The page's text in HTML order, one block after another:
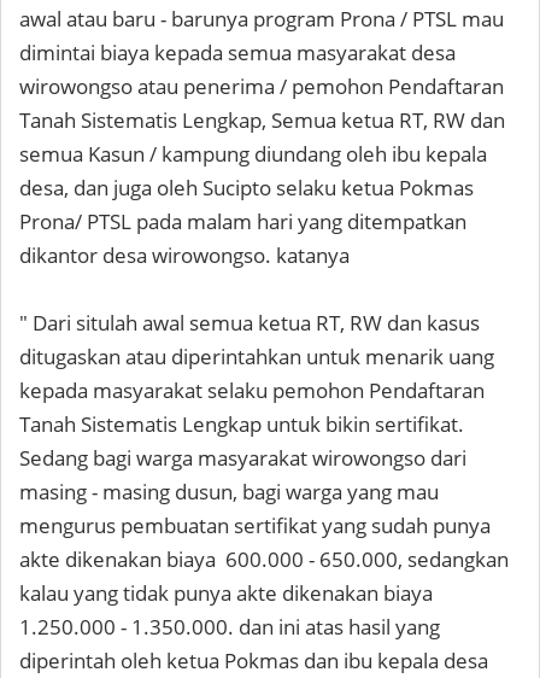
awal atau baru - barunya program Prona / PTSL mau
dimintai biaya kepada semua masyarakat desa
wirowongso atau penerima / pemohon Pendaftaran
Tanah Sistematis Lengkap, Semua ketua RT, RW dan
semua Kasun / kampung diundang oleh ibu kepala
desa, dan juga oleh Sucipto selaku ketua Pokmas
Prona/ PTSL pada malam hari yang ditempatkan
dikantor desa wirowongso. katanya
" Dari situlah awal semua ketua RT, RW dan kasus
ditugaskan atau diperintahkan untuk menarik uang
kepada masyarakat selaku pemohon Pendaftaran
Tanah Sistematis Lengkap untuk bikin sertifikat.
Sedang bagi warga masyarakat wirowongso dari
masing - masing dusun, bagi warga yang mau
mengurus pembuatan sertifikat yang sudah punya
akte dikenakan biaya 600.000 - 650.000, sedangkan
kalau yang tidak punya akte dikenakan biaya
1.250.000 - 1.350.000. dan ini atas hasil yang
diperintah oleh ketua Pokmas dan ibu kepala desa